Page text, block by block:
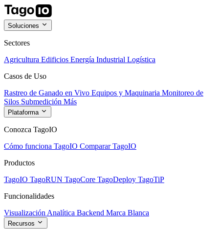
Soluciones
Sectores
Agricultura Edificios Energía Industrial Logística
Casos de Uso
Rastreo de Ganado en Vivo Equipos y Maquinaria Monitoreo de
Silos Submedición Más
Plataforma
Conozca TagoIO
Cómo funciona TagoIO Comparar TagoIO
Productos
TagoIO TagoRUN TagoCore TagoDeploy TagoTiP
Funcionalidades
Visualización Analítica Backend Marca Blanca
Recursos